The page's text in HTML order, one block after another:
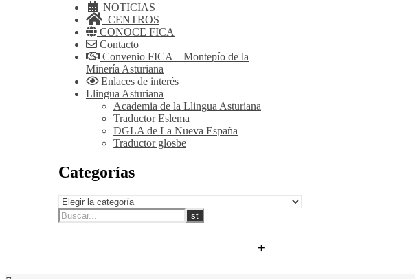
NOTICIAS
CENTROS
CONOCE FICA
Contacto
Convenio FICA – Montepío de la
Minería Asturiana
Enlaces de interés
Llingua Asturiana
Academia de la Llingua Asturiana
Traductor Eslema
DGLA de La Nueva España
Traductor glosbe
Categorías
+